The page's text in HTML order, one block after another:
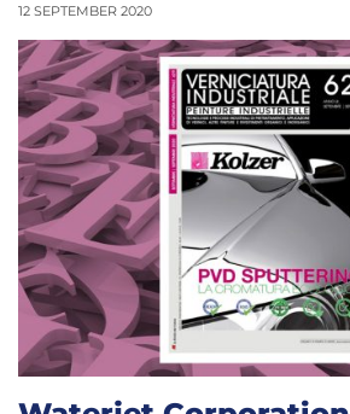
12 SEPTEMBER 2020